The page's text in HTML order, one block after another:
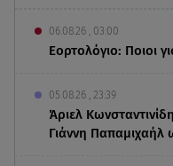
06.08.26 , 03:00
Εορτολόγιο: Ποιοι
05.08.26 , 23:39
Άριελ
Γιάννη Παπαμιχαήλ